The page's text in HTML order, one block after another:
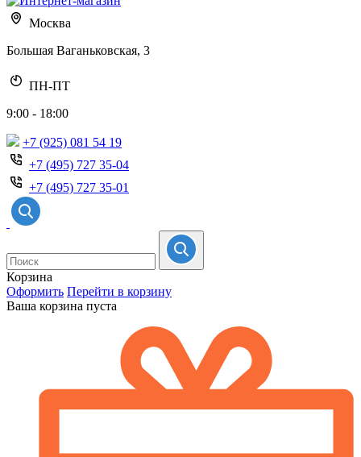
Москва
Большая Ваганьковская, 3
ПН-ПТ
9:00 - 18:00
+7 (925) 081 54 19
+7 (495) 727 35-04
+7 (495) 727 35-01
Корзина
Оформить Перейти в корзину
Ваша корзина пуста